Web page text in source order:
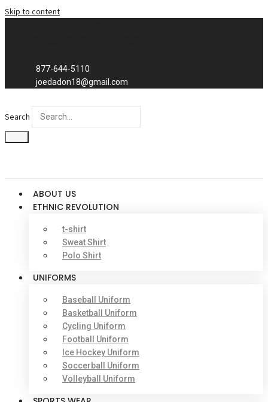
Skip to content
877-644-5110
joedadon18@gmail.com
Search
ABOUT US
ETHNIC REVOLUTION
t-shirt
Sweat Shirt
Polo Shirt
UNIFORMS
Baseball Uniform
Basketball Uniform
Cycling Uniform
Football Uniform
Ice Hockey Uniform
Soccerball Uniform
Volleyball Uniform